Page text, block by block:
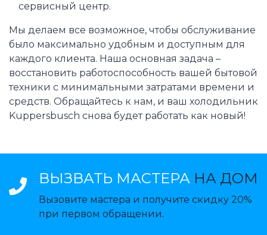
сервисный центр.
Мы делаем все возможное, чтобы обслуживание
было максимально удобным и доступным для
каждого клиента. Наша основная задача –
восстановить работоспособность вашей бытовой
техники с минимальными затратами времени и
средств. Обращайтесь к нам, и ваш холодильник
Kuppersbusch снова будет работать как новый!
ВЫЗВАТЬ МАСТЕРА НА ДОМ
Вызовите мастера и получите скидку 20%
при первом обращении.